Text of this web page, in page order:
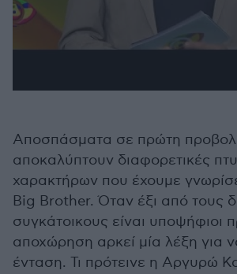
Αποσπάσματα σε πρώτη
αποκαλύπτουν διαφορετικές
χαρακτήρων που έχουμε
Big Brother. Όταν έξι από τους
συγκάτοικους είναι υποψήφιοι
αποχώρηση αρκεί μία λέξη για
ένταση. Τι πρότεινε η Αργυρώ